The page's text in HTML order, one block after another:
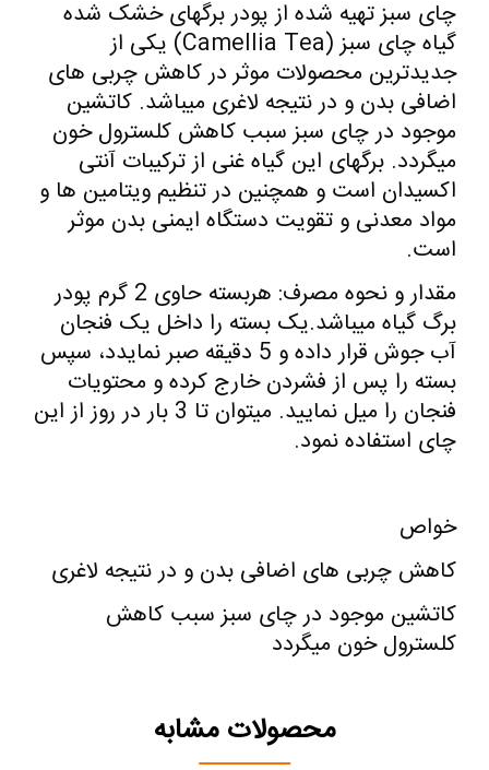
چای سبز تهیه شده از پودر برگهای خشک شده
گیاه چای سبز (Camellia Tea) یکی از
جدیدترین محصولات موثر در کاهش چربی های
اضافی بدن و در نتیجه لاغری میباشد. کاتشین
موجود در چای سبز سبب کاهش کلسترول خون
میگردد. برگهای این گیاه غنی از ترکیبات آنتی
اکسیدان است و همچنین در تنظیم ویتامین ها و
مواد معدنی و تقویت دستگاه ایمنی بدن موثر
است.
مقدار و نحوه مصرف: هربسته حاوی 2 گرم پودر
برگ گیاه میباشد.یک بسته را داخل یک فنجان
آب جوش قرار داده و 5 دقیقه صبر نمایدد، سپس
بسته را پس از فشردن خارج کرده و محتویات
فنجان را میل نمایید. میتوان تا 3 بار در روز از این
چای استفاده نمود.
خواص
کاهش چربی های اضافی بدن و در نتیجه لاغری
کاتشین موجود در چای سبز سبب کاهش
کلسترول خون میگردد
محصولات مشابه